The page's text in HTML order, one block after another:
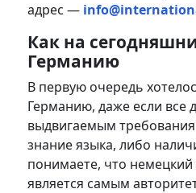
адрес —
Как на
Германию
В первую очередь
Германию, даже если все
выдвигаемым
знание языка, либо
понимаете, что немецкий
является самым